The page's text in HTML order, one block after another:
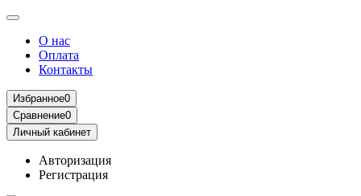
О нас
Оплата
Контакты
Избранное0
Сравнение0
Личный кабинет
Авторизация
Регистрация